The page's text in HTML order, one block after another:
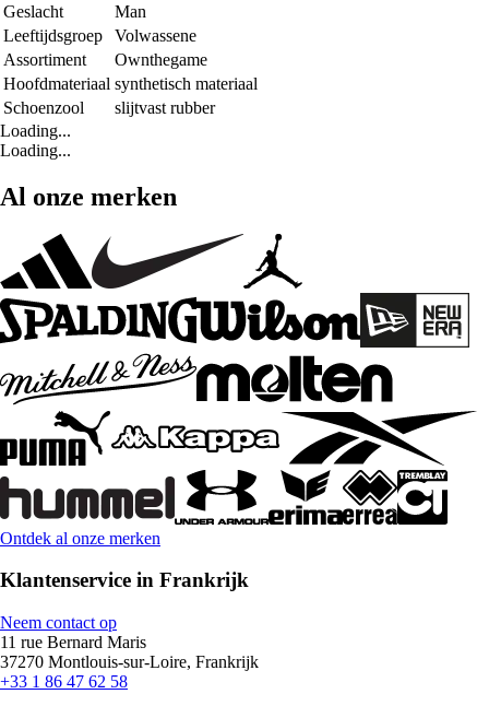
Geslacht
Man
Leeftijdsgroep
Volwassene
Assortiment
Ownthegame
Hoofdmateriaal synthetisch materiaal
Schoenzool
slijtvast rubber
Loading...
Loading...
Al onze merken
Ontdek al onze merken
Klantenservice in Frankrijk
Neem contact op
11 rue Bernard Maris
37270 Montlouis-sur-Loire, Frankrijk
+33 1 86 47 62 58